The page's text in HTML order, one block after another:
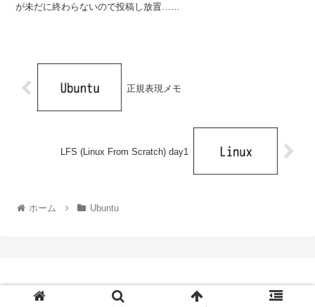
が未だに終わらないので投稿し放置……
正規表現メモ
LFS (Linux From Scratch) day1
ホーム Ubuntu
© 2014 hatotank.